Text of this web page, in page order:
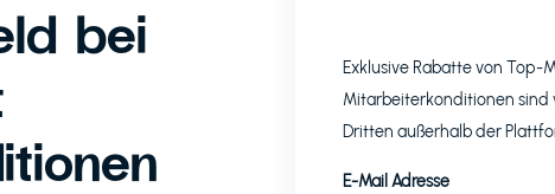
bei
Exklusive Rabatte von Top-
Mitarbeiterkonditionen sind
Dritten außerhalb der
E-Mail Adresse